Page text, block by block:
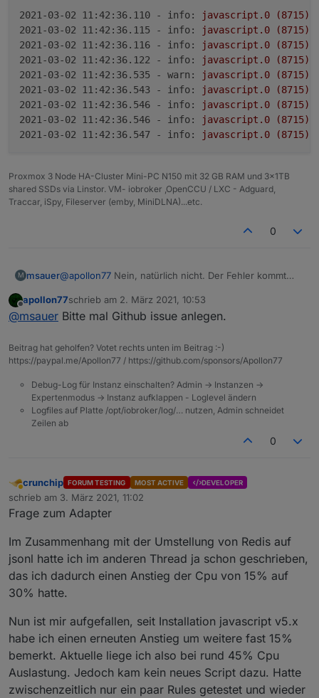
2021-03-02 11:42:36.110 - info: javascript.0 (8715)
2021-03-02 11:42:36.115 - info:
javascript.0 (8715)
2021-03-02 11:42:36.116 - info:
javascript.0 (8715)
2021-03-02 11:42:36.122 - info:
javascript.0 (8715)
2021-03-02 11:42:36.535 - warn:
javascript.0 (8715)
2021-03-02 11:42:36.543 - info:
javascript.0 (8715)
2021-03-02 11:42:36.546 - info:
javascript.0 (8715)
2021-03-02 11:42:36.546 - info:
javascript.0 (8715)
2021-03-02 11:42:36.547 - info:
javascript.0 (8715)
Proxmox 3 Node HA-Cluster Mini-PC N150 mit 32 GB RAM und 3x1TB
shared SSDs via Linstor. VM- iobroker ,OpenCCU / LXC - Adguard,
Traccar, iSpy, Fileserver (emby, MiniDLNA)...etc.
0
M msauer@apollon77 Nein, natürlich nicht. Der Fehler kommt
hier ein Auszug:
2021-03-02 11:42:36.115 - info: javascript.0
2021-03-02 11:42:36.116 - info: javascript.0
2021-03-02 11:42:36.535 - warn: javascript.0
2021-03-02 11:42:36.543 - info: javascript.0
2021-03-02 11:42:36.546 - info: javascript.0
2021-03-02 11:42:36.546 - info: javascript.0
apollon77schrieb am 2. März 2021, 10:53
zuletzt editiert von
@msauer Bitte mal Github issue anlegen.
Beitrag hat geholfen? Votet rechts unten im Beitrag :-)
https://paypal.me/Apollon77 / https://github.com/sponsors/Apollon77
Debug-Log für Instanz einschalten? Admin -> Instanzen ->
Expertenmodus -> Instanz aufklappen - Loglevel ändern
Logfiles auf Platte /opt/iobroker/log/… nutzen, Admin schneidet
Zeilen ab
0
Abwesend
crunchip FORUM TESTING MOST ACTIVE DEVELOPER
schrieb am 3. März 2021, 11:02
zuletzt editiert von
Frage zum Adapter
Im Zusammenhang mit der Umstellung von Redis auf
jsonl hatte ich im anderen Thread ja schon geschrieben,
das ich dadurch einen Anstieg der Cpu von 15% auf
30% hatte.
Nun ist mir aufgefallen, seit Installation javascript v5.x
habe ich einen erneuten Anstieg um weitere fast 15%
bemerkt. Aktuelle liege ich also bei rund 45% Cpu
Auslastung. Jedoch kam kein neues Script dazu. Hatte
zwischenzeitlich nur ein paar Rules getestet und wieder